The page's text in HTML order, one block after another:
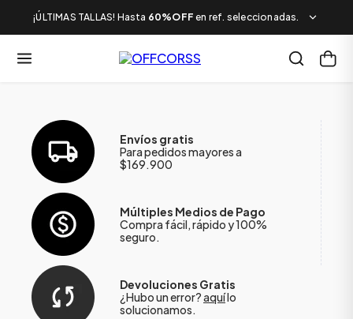
¡ÚLTIMAS TALLAS! Hasta 60%OFF en ref. seleccionadas.
Envíos gratis
Para pedidos mayores a
$169.900
Múltiples Medios de Pago
Compra fácil, rápido y 100%
seguro.
Devoluciones Gratis
¿Hubo un error?aquílo
solucionamos.